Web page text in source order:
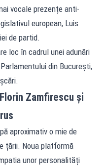
vocale prezențe anti-
european, Luis
de partid.
loc în cadrul unei adunări
din București,
Zamfirescu și
aproximativ o mie de
țării. Noua platformă
unor personalități